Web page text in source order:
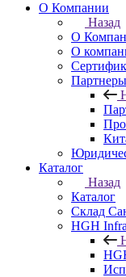
О Компании
Назад
О
О
Партнеры
Каталог
Назад
Каталог
Cклад
HGH